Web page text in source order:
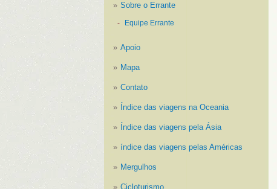
Sobre o Errante
Equipe Errante
Apoio
Mapa
Contato
Índice das viagens na Oceania
Índice das viagens pela Ásia
índice das viagens pelas Américas
Mergulhos
Cicloturismo